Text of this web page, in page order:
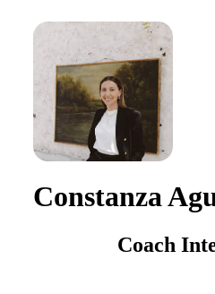
Constanza
Coach